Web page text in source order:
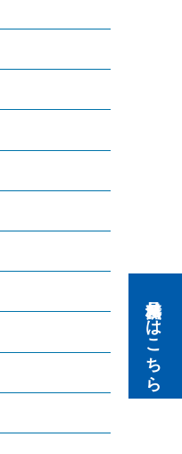
無料見積りはこちら